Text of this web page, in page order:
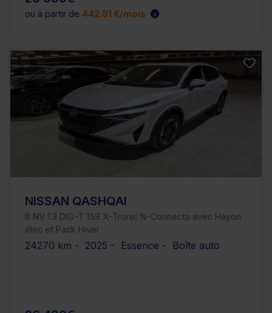
ou à partir de 442.81 €/mois
NISSAN QASHQAI
III NV 1.3 DIG-T 158 X-Tronic N-Connecta avec Hayon
élec et Pack Hiver
24270 km - 2025 - Essence - Boîte auto